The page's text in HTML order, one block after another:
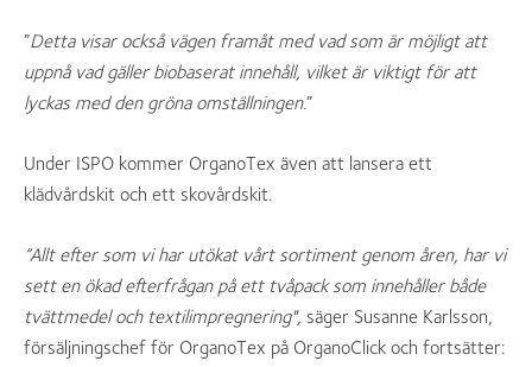
”Detta visar också vägen framåt med vad som är möjligt att
uppnå vad gäller biobaserat innehåll, vilket är viktigt för att
lyckas med den gröna omställningen.”
Under ISPO kommer OrganoTex även att lansera ett
klädvårdskit och ett skovårdskit.
”Allt efter som vi har utökat vårt sortiment genom åren, har vi
sett en ökad efterfrågan på ett tvåpack som innehåller både
tvättmedel och textilimpregnering", säger Susanne Karlsson,
försäljningschef för OrganoTex på OrganoClick och fortsätter: